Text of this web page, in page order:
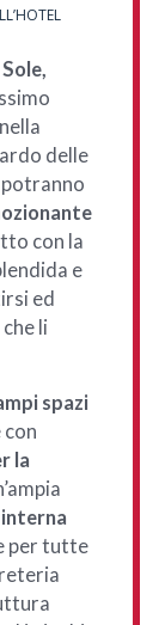
,
delle
con la
e
ed
li
spazi
con
la
interna
per tutte